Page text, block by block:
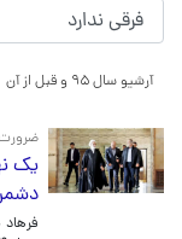
آرشیو سال ۹۵ و قبل از آن
ضرورت
یک